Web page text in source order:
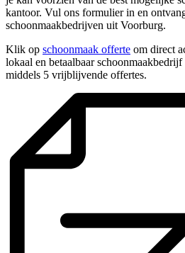
kantoor. Vul ons formulier in en
schoonmaakbedrijven uit Voorburg.
Klik op schoonmaak offerte om direct
lokaal en betaalbaar
middels 5 vrijblijvende offertes.